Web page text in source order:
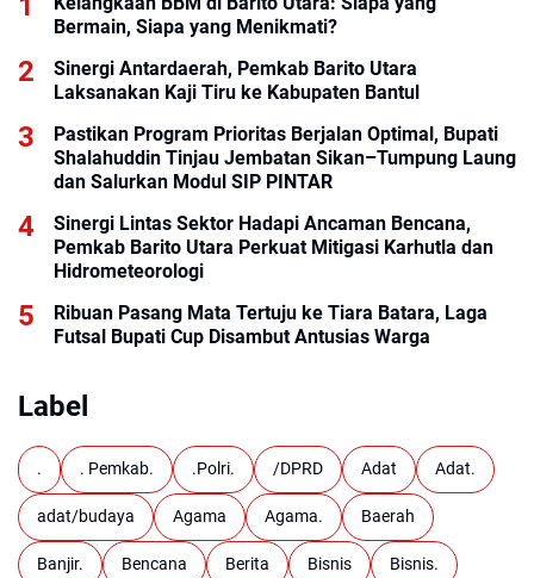
Bermain, Siapa yang Menikmati?
Sinergi Antardaerah, Pemkab Barito Utara
Laksanakan Kaji Tiru ke Kabupaten Bantul
Pastikan Program Prioritas Berjalan Optimal, Bupati
Shalahuddin Tinjau Jembatan Sikan–Tumpung Laung
dan Salurkan Modul SIP PINTAR
Sinergi Lintas Sektor Hadapi Ancaman Bencana,
Pemkab Barito Utara Perkuat Mitigasi Karhutla dan
Hidrometeorologi
Ribuan Pasang Mata Tertuju ke Tiara Batara, Laga
Futsal Bupati Cup Disambut Antusias Warga
Label
. . Pemkab. .Polri. /DPRD Adat Adat.
adat/budaya Agama Agama. Baerah
Banjir. Bencana Berita Bisnis Bisnis.